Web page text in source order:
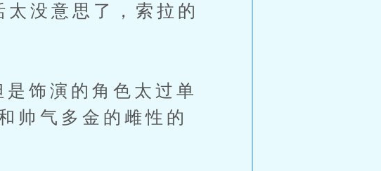
没意思了，索拉的
饰演的角色太过单
帅气多金的雌性的